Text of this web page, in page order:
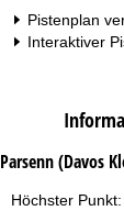
Pistenplan
Interaktiver
Parsenn (Davos
Höchster Punkt: